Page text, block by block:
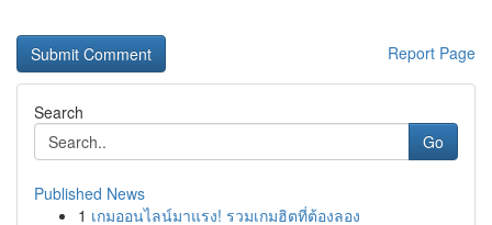
Report Page
Search
Go
Published News
1 เกมออนไลน์มาแรง! รวมเกมฮิตที่ต้องลอง